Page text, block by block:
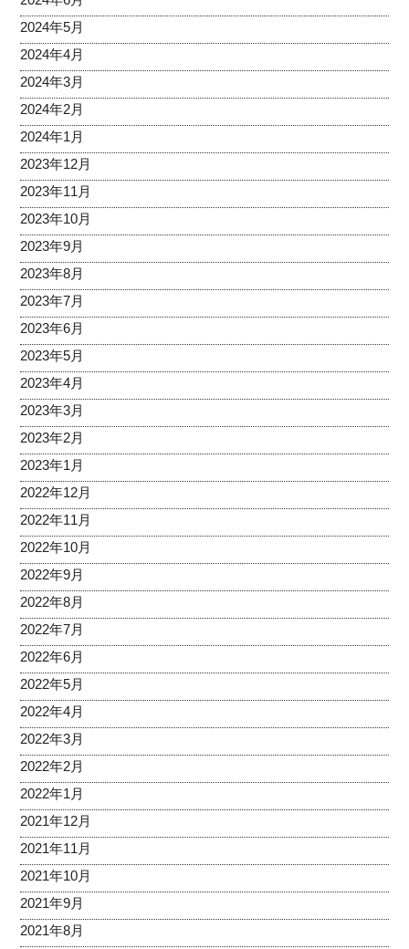
2024年5月
2024年4月
2024年3月
2024年2月
2024年1月
2023年12月
2023年11月
2023年10月
2023年9月
2023年8月
2023年7月
2023年6月
2023年5月
2023年4月
2023年3月
2023年2月
2023年1月
2022年12月
2022年11月
2022年10月
2022年9月
2022年8月
2022年7月
2022年6月
2022年5月
2022年4月
2022年3月
2022年2月
2022年1月
2021年12月
2021年11月
2021年10月
2021年9月
2021年8月